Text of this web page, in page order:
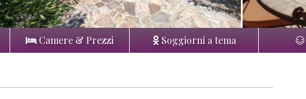
Camere & Prezzi Soggiorni a tema